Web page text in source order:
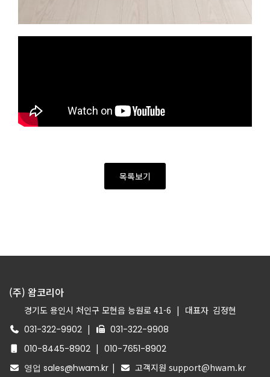
목록보기
(주) 왐코리아
경기도 용인시 처인구 모현읍 능원로 41-6 | 대표자 김정현
031-322-9902 |
031-322-9908
010-8445-8902 | 010-7651-8902
영업 sales@hwam.kr | 고객지원 support@hwam.kr